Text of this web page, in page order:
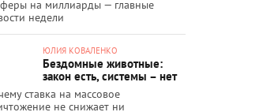
на миллиарды — главные
недели
ЮЛИЯ КОВАЛЕНКО
Бездомные животные:
закон есть, системы – нет
ставка на массовое
не снижает ни